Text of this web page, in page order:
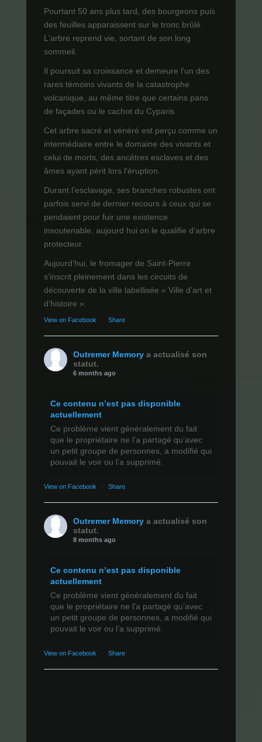
Pourtant 50 ans plus tard, des bourgeons puis
des feuilles apparaissent sur le tronc brûlé.
L'arbre reprend vie, sortant de son long
sommeil.
Il poursuit sa croissance et demeure l’un des
rares témoins vivants de la catastrophe
volcanique, au même titre que certains pans
de façades ou le cachot du Cyparis
Cet arbre sacré et vénéré est perçu comme un
intermédiaire entre le domaine des vivants et
celui de morts, des ancêtres esclaves et des
âmes ayant périt lors l'éruption.
Durant l’esclavage, ses branches robustes ont
parfois servi de dernier recours à ceux qui se
pendaient pour fuir une existence
insoutenable, aujourd hui on le qualifie d'arbre
protecteur.
Aujourd’hui, le fromager de Saint-Pierre
s’inscrit pleinement dans les circuits de
découverte de la ville labellisée « Ville d’art et
d’histoire ».
View on Facebook · Share
Outremer Memory a actualisé son
statut.
6 months ago
Ce contenu n’est pas disponible
actuellement
Ce problème vient généralement du fait
que le propriétaire ne l’a partagé qu’avec
un petit groupe de personnes, a modifié qui
pouvait le voir ou l’a supprimé.
View on Facebook · Share
Outremer Memory a actualisé son
statut.
8 months ago
Ce contenu n’est pas disponible
actuellement
Ce problème vient généralement du fait
que le propriétaire ne l’a partagé qu’avec
un petit groupe de personnes, a modifié qui
pouvait le voir ou l’a supprimé.
View on Facebook · Share